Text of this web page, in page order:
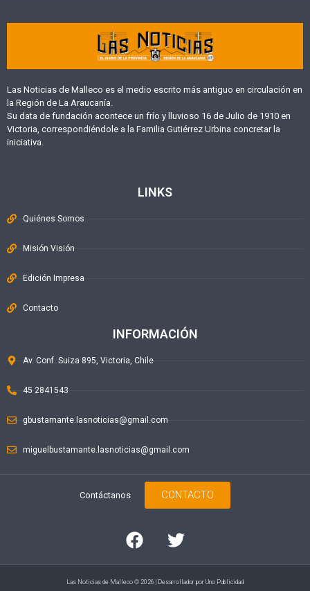
Las Noticias de Malleco es el medio escrito más antiguo en circulación en
la Región de La Araucanía.
Su data de fundación acontece un frío y lluvioso 16 de Julio de 1910 en
Victoria, correspondiéndole a la Familia Gutiérrez Urbina concretar la
iniciativa.
LINKS
Quiénes Somos
Misión Visión
Edición Impresa
Contacto
INFORMACIÓN
Av. Conf. Suiza 895, Victoria, Chile
45 2841543
gbustamante.lasnoticias@gmail.com
miguelbustamante.lasnoticias@gmail.com
Contáctanos CONTACTO
Las Noticias de Malleco © 2026 | Desarrollador por Uno Publicidad